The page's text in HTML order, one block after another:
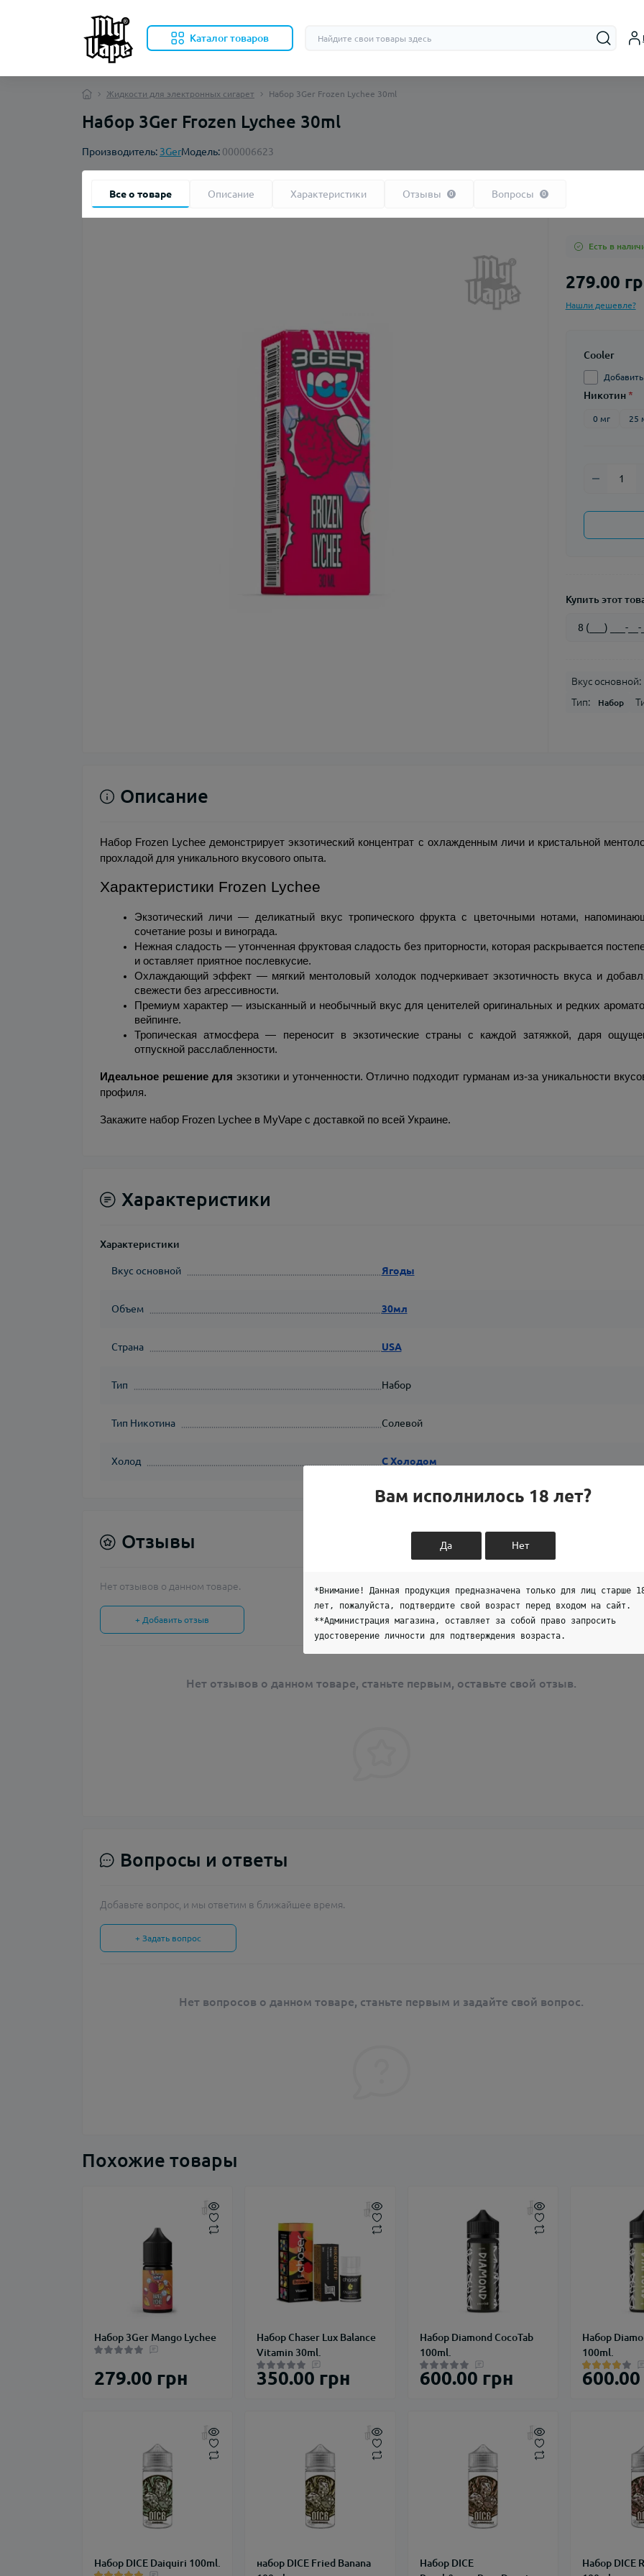
Каталог товаров
Жидкости для электронных сигарет Набор 3Ger Frozen Lychee 30ml
Набор 3Ger Frozen Lychee 30ml
Производитель: 3GerМодель: 000006623
Все о товаре Описание Характеристики Отзывы 0 Вопросы 0
Есть в
279.00
Нашли дешевле?
Cooler
Никотин*
0 мг 25
Купить этот
Вкус основной:
Тип:
Набор
Описание
Набор Frozen Lychee демонстрирует экзотический концентрат с охлажденным личи и кристальной
прохладой для уникального вкусового опыта.
Характеристики Frozen Lychee
Экзотический личи — деликатный вкус тропического фрукта с цветочными нотами,
сочетание розы и винограда.
Нежная сладость — утонченная фруктовая сладость без приторности, которая раскрывается
и оставляет приятное послевкусие.
Охлаждающий эффект — мягкий ментоловый холодок подчеркивает экзотичность вкуса и
свежести без агрессивности.
Премиум характер — изысканный и необычный вкус для ценителей оригинальных и редких
вейпинге.
Тропическая атмосфера — переносит в экзотические страны с каждой затяжкой, даря
отпускной расслабленности.
Идеальное решение для экзотики и утонченности. Отлично подходит гурманам из-за уникальности
профиля.
Закажите набор Frozen Lychee в MyVape с доставкой по всей Украине.
Характеристики
Характеристики
Вкус основной Ягоды
Объем 30мл
Страна USA
Тип Набор
Тип Никотина Солевой
Холод С Холодом
Отзывы
Нет отзывов о данном товаре.
+ Добавить отзыв
Нет отзывов о данном товаре, станьте первым, оставьте свой отзыв.
Вопросы и ответы
Добавьте вопрос, и мы ответим в ближайшее время.
+ Задать вопрос
Нет вопросов о данном товаре, станьте первым и задайте свой вопрос.
Похожие товары
Набор 3Ger Mango Lychee
279.00 грн
Набор Chaser Lux Balance
Vitamin 30ml.
350.00 грн
Набор Diamond CocoTab
100ml.
600.00 грн
Набор
100ml.
600.00
Набор DICE Daiquiri 100ml.
набор DICE Fried Banana
Набор DICE
Набор DICE
Вам исполнилось 18 лет?
Да Нет
*Внимание! Данная продукция предназначена только для лиц старше
лет, пожалуйста, подтвердите свой возраст перед входом на сайт.
**Администрация магазина, оставляет за собой право запросить
удостоверение личности для подтверждения возраста.